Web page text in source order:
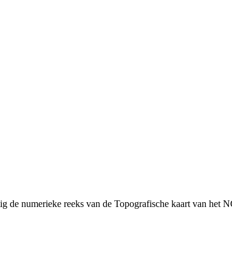
de numerieke reeks van de Topografische kaart van het